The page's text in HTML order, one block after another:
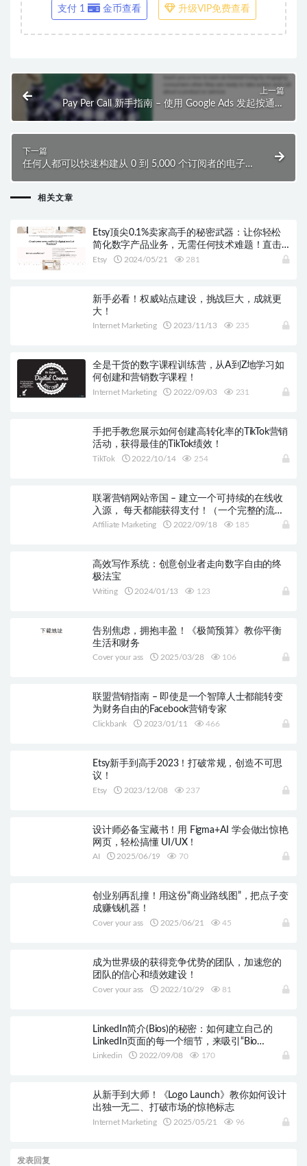
支付 1 金币查看 升级VIP免费查看
上一篇
Pay Per Call 新手指南 – 使用 Google Ads 发起按通话
下一篇
任何人都可以快速构建从 0 到 5,000 个订阅者的电子
相关文章
Etsy顶尖0.1%卖家高手的秘密武器：让你轻松
简化数字产品业务，无需任何技术难题！直击
15K月收入，为你揭示 Etsy 的成功之路！
Etsy 2024/05/21 281
新手必看！权威站点建设，挑战巨大，成就更
大！
Internet Marketing 2023/11/13 235
全是干货的数字课程训练营，从A到Z地学习如
何创建和营销数字课程！
Internet Marketing 2022/09/03 231
手把手教您展示如何创建高转化率的TikTok营销
活动，获得最佳的TikTok绩效！
TikTok 2022/10/14 254
联署营销网站帝国 – 建立一个可持续的在线收
入源， 每天都能获得支付！（一个完整的流量
和流量货币化系统）
Affiliate Marketing 2022/09/18 185
高效写作系统：创意创业者走向数字自由的终
极法宝
Writing 2024/01/13 123
告别焦虑，拥抱丰盈！《极简预算》教你平衡
生活和财务
Cover your ass 2025/03/28 106
联盟营销指南 – 即使是一个智障人士都能转变
为财务自由的Facebook营销专家
Clickbank 2023/01/11 466
Etsy新手到高手2023！打破常规，创造不可思
议！
Etsy 2023/12/08 237
设计师必备宝藏书！用 Figma+AI 学会做出惊艳
网页，轻松搞懂 UI/UX！
AI 2025/06/19 70
创业别再乱撞！用这份“商业路线图”，把点子变
成赚钱机器！
Cover your ass 2025/06/21 45
成为世界级的获得竞争优势的团队，加速您的
团队的信心和绩效建设！
Cover your ass 2022/10/29 81
LinkedIn简介(Bios)的秘密：如何建立自己的
LinkedIn页面的每一个细节，来吸引“Bio
Builder”客户！
Linkedin 2022/09/08 170
从新手到大师！《Logo Launch》教你如何设计
出独一无二、打破市场的惊艳标志
Internet Marketing 2025/05/21 96
发表回复